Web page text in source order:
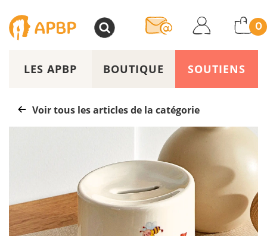
0
LES APBP BOUTIQUE SOUTIENS
Voir tous les articles de la catégorie